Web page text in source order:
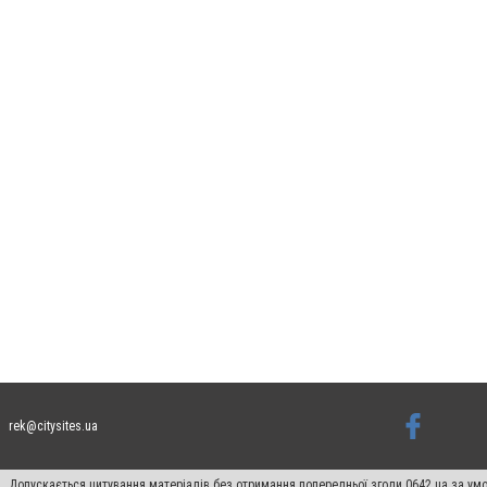
rek@citysites.ua